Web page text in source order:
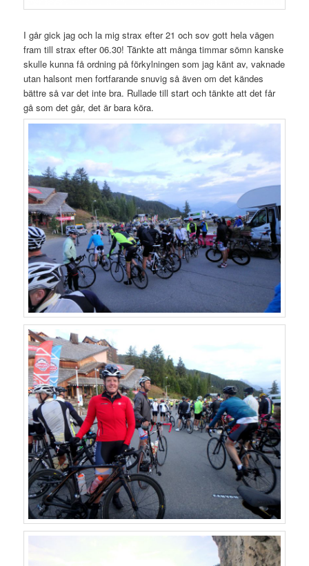
I går gick jag och la mig strax efter 21 och sov gott hela vägen
fram till strax efter 06.30! Tänkte att många timmar sömn kanske
skulle kunna få ordning på förkylningen som jag känt av, vaknade
utan halsont men fortfarande snuvig så även om det kändes
bättre så var det inte bra. Rullade till start och tänkte att det får
gå som det går, det är bara köra.